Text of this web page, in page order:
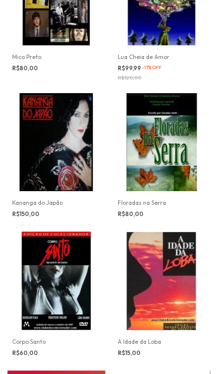
Mico Preto
R$80,00
Lua Cheia de Amor
R$99,99 -17%OFF
R$120,00
Kananga do Japão
R$150,00
Floradas na Serra
R$80,00
Corpo Santo
R$60,00
A Idade da Loba
R$15,00